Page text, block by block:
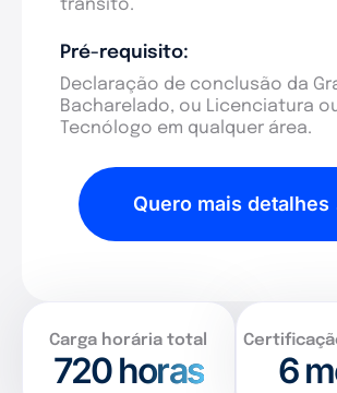
trânsito.
Pré-requisito:
Declaração de conclusão da
Bacharelado, ou Licenciatura
Tecnólogo em qualquer área.
Quero mais detalhes
Carga horária total
720horas 6